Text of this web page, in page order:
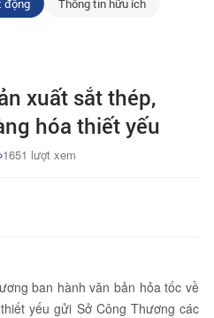
động
Thông tin hữu ích
xuất sắt thép,
hóa thiết yếu
1651 lượt xem
ban hành văn bản hỏa tốc về
yếu gửi Sở Công Thương các